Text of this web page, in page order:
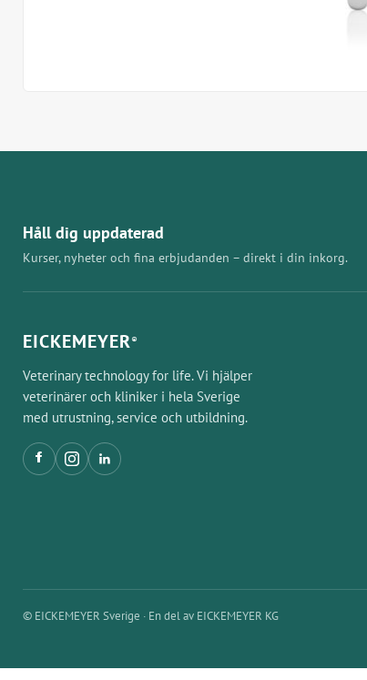
Håll dig uppdaterad
Kurser, nyheter och fina erbjudanden – direkt i din inkorg.
EICKEMEYER®
Veterinary technology for life. Vi hjälper
veterinärer och kliniker i hela Sverige
med utrustning, service och utbildning.
© EICKEMEYER Sverige · En del av EICKEMEYER KG